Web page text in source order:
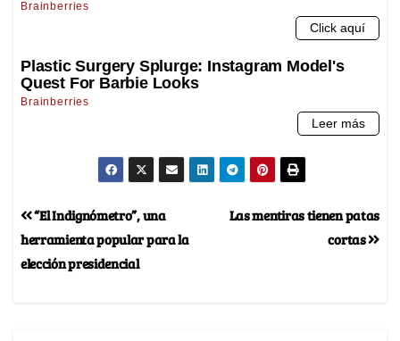
Las mentiras tienen patas
cortas
“El Indignómetro”, una
herramienta popular para la
elección presidencial